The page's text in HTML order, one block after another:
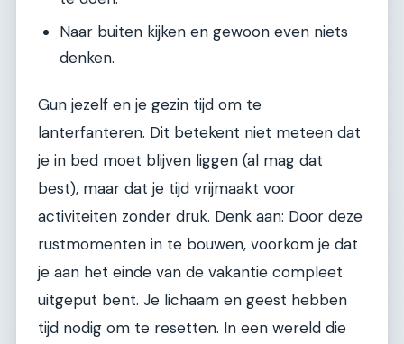
Naar buiten kijken en gewoon even niets
denken.
Gun jezelf en je gezin tijd om te
lanterfanteren. Dit betekent niet meteen dat
je in bed moet blijven liggen (al mag dat
best), maar dat je tijd vrijmaakt voor
activiteiten zonder druk. Denk aan: Door deze
rustmomenten in te bouwen, voorkom je dat
je aan het einde van de vakantie compleet
uitgeput bent. Je lichaam en geest hebben
tijd nodig om te resetten. In een wereld die